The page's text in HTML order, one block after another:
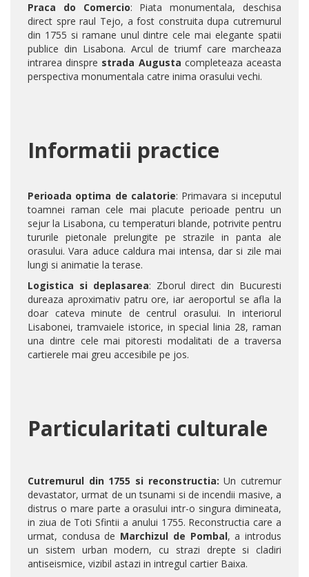
Praca do Comercio: Piata monumentala, deschisa
direct spre raul Tejo, a fost construita dupa cutremurul
din 1755 si ramane unul dintre cele mai elegante spatii
publice din Lisabona. Arcul de triumf care marcheaza
intrarea dinspre strada Augusta completeaza aceasta
perspectiva monumentala catre inima orasului vechi.
Informatii practice
Perioada optima de calatorie: Primavara si inceputul
toamnei raman cele mai placute perioade pentru un
sejur la Lisabona, cu temperaturi blande, potrivite pentru
tururile pietonale prelungite pe strazile in panta ale
orasului. Vara aduce caldura mai intensa, dar si zile mai
lungi si animatie la terase.
Logistica si deplasarea: Zborul direct din Bucuresti
dureaza aproximativ patru ore, iar aeroportul se afla la
doar cateva minute de centrul orasului. In interiorul
Lisabonei, tramvaiele istorice, in special linia 28, raman
una dintre cele mai pitoresti modalitati de a traversa
cartierele mai greu accesibile pe jos.
Particularitati culturale
Cutremurul din 1755 si reconstructia: Un cutremur
devastator, urmat de un tsunami si de incendii masive, a
distrus o mare parte a orasului intr-o singura dimineata,
in ziua de Toti Sfintii a anului 1755. Reconstructia care a
urmat, condusa de Marchizul de Pombal, a introdus
un sistem urban modern, cu strazi drepte si cladiri
antiseismice, vizibil astazi in intregul cartier Baixa.